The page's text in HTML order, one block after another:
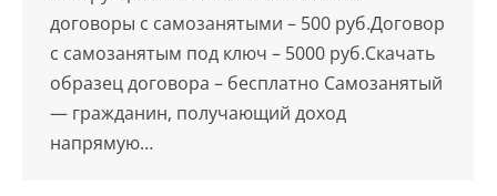
договоры с самозанятыми – 500 руб.Договор
с самозанятым под ключ – 5000 руб.Скачать
образец договора – бесплатно Самозанятый
— гражданин, получающий доход
напрямую…